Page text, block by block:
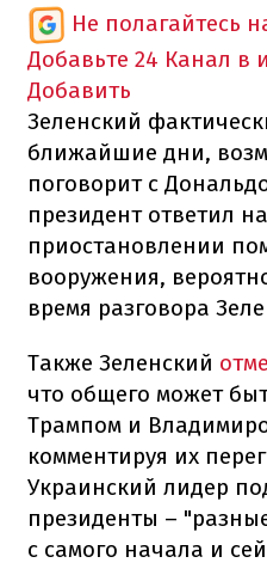
Не полагайтесь
Добавьте 24 Канал в
Добавить
Зеленский
ближайшие дни,
поговорит с
президент ответил
приостановлении
вооружения,
время разговора
Также Зеленский
что общего может
Трампом и
комментируя их
Украинский лидер
президенты –
с самого начала и